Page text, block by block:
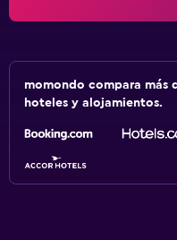
momondo compara más
hoteles y alojamientos.